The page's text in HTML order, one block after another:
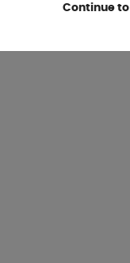
Continue to